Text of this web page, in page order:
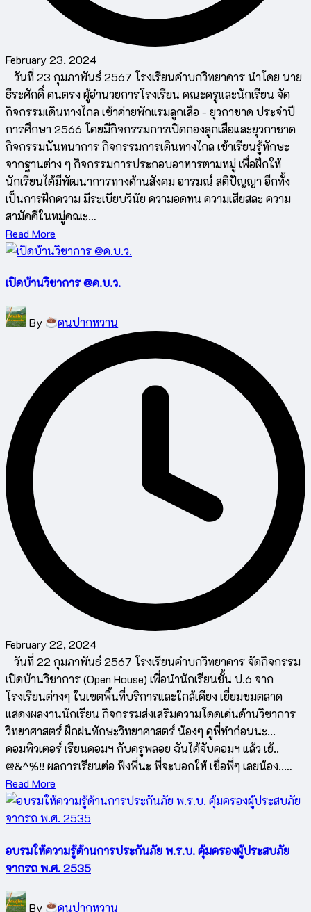
February 23, 2024
วันที่ 23 กุมภาพันธ์ 2567 โรงเรียนคำบกวิทยาคาร นำโดย นาย
ธีระศักดิ์ คนตรง ผู้อำนวยการโรงเรียน คณะครูและนักเรียน จัด
กิจกรรมเดินทางไกล เข้าค่ายพักแรมลูกเสือ - ยุวกาชาด ประจำปี
การศึกษา 2566 โดยมีกิจกรรมการเปิดกองลูกเสือและยุวกาชาด
กิจกรรมนันทนาการ กิจกรรมการเดินทางไกล เข้าเรียนรู้ทักษะ
จากฐานต่าง ๆ กิจกรรมการประกอบอาหารตามหมู่ เพื่อฝึกให้
นักเรียนได้มีพัฒนาการทางด้านสังคม อารมณ์ สติปัญญา อีกทั้ง
เป็นการฝึกความ มีระเบียบวินัย ความอดทน ความเสียสละ ความ
สามัคคีในหมู่คณะ…
Read More
เปิดบ้านวิชาการ @ค.บ.ว.
Posted
by
By คนปากหวาน
February 22, 2024
วันที่ 22 กุมภาพันธ์ 2567 โรงเรียนคำบกวิทยาคาร จัดกิจกรรม
เปิดบ้านวิชาการ (Open House) เพื่อนำนักเรียนชั้น ป.6 จาก
โรงเรียนต่างๆ ในเขตพื้นที่บริการและใกล้เคียง เยี่ยมชมตลาด
แสดงผลงานนักเรียน กิจกรรมส่งเสริมความโดดเด่นด้านวิชาการ
วิทยาศาสตร์ ฝึกฝนทักษะวิทยาศาสตร์ น้องๆ ดูพี่ทำก่อนนะ...
คอมพิวเตอร์ เรียนคอมฯ กับครูพลอย ฉันได้จับคอมฯ แล้ว เย้..
@&^%!! ผลการเรียนต่อ ฟังพี่นะ พี่จะบอกให้ เชื่อพี่ๆ เลยน้อง..…
Read More
อบรมให้ความรู้ด้านการประกันภัย พ.ร.บ. คุ้มครองผู้ประสบภัย
จากรถ พ.ศ. 2535
Posted
By คนปากหวาน